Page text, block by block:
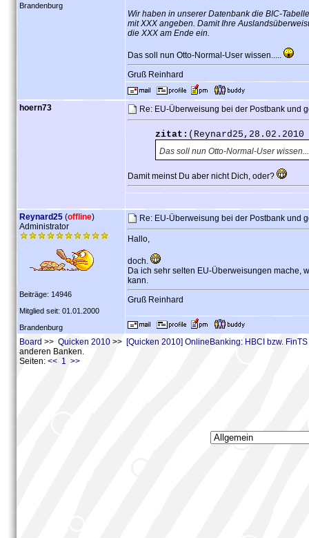
Brandenburg
Wir haben in unserer Datenbank die BIC-
mit XXX angeben. Damit Ihre
die XXX am Ende ein.
Das soll nun Otto-Normal-User wissen.....
Gruß Reinhard
hoern73 Re: EU-Überweisung bei der Postbank und
zitat:
Das soll nun Otto-Normal-User
Damit meinst Du aber nicht Dich, oder?
Reynard25 (offline)
Administrator
Beiträge: 14946
Mitglied seit: 01.01.2000
Brandenburg
Re: EU-Überweisung bei der Postbank und
Hallo,
doch.
Da ich sehr selten EU-Überweisungen mache,
kann.
Gruß Reinhard
Board >> Quicken 2010 >> [Quicken 2010] OnlineBanking: HBCI bzw. FinTS
anderen Banken.
Seiten: << 1 >>